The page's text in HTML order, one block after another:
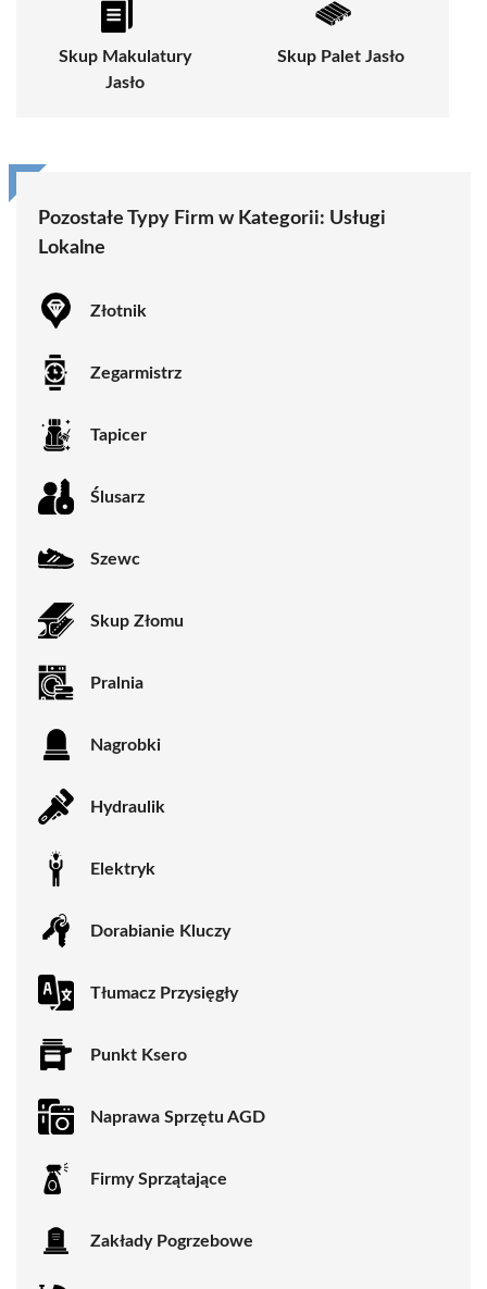
Skup Makulatury
Jasło
Skup Palet Jasło
Pozostałe Typy Firm w Kategorii: Usługi
Lokalne
Złotnik
Zegarmistrz
Tapicer
Ślusarz
Szewc
Skup Złomu
Pralnia
Nagrobki
Hydraulik
Elektryk
Dorabianie Kluczy
Tłumacz Przysięgły
Punkt Ksero
Naprawa Sprzętu AGD
Firmy Sprzątające
Zakłady Pogrzebowe